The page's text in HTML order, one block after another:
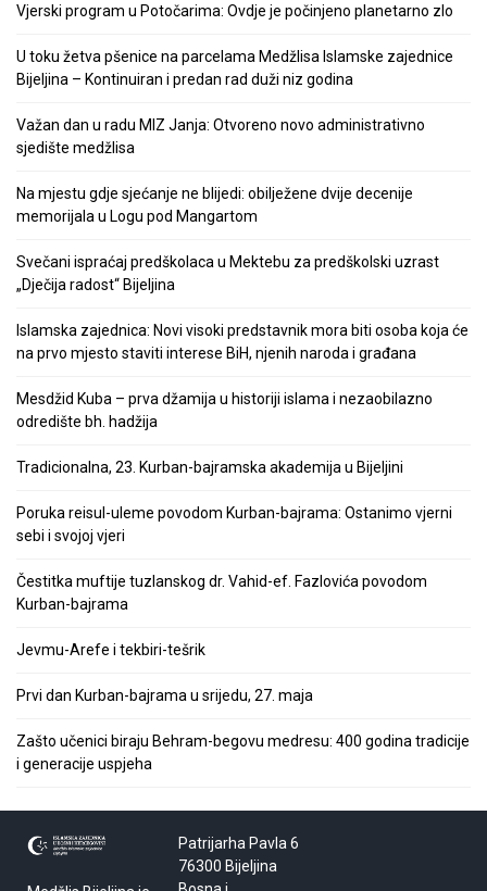
Vjerski program u Potočarima: Ovdje je počinjeno planetarno zlo
U toku žetva pšenice na parcelama Medžlisa Islamske zajednice
Bijeljina – Kontinuiran i predan rad duži niz godina
Važan dan u radu MIZ Janja: Otvoreno novo administrativno
sjedište medžlisa
Na mjestu gdje sjećanje ne blijedi: obilježene dvije decenije
memorijala u Logu pod Mangartom
Svečani ispraćaj predškolaca u Mektebu za predškolski uzrast
„Dječija radost“ Bijeljina
Islamska zajednica: Novi visoki predstavnik mora biti osoba koja će
na prvo mjesto staviti interese BiH, njenih naroda i građana
Mesdžid Kuba – prva džamija u historiji islama i nezaobilazno
odredište bh. hadžija
Tradicionalna, 23. Kurban-bajramska akademija u Bijeljini
Poruka reisul-uleme povodom Kurban-bajrama: Ostanimo vjerni
sebi i svojoj vjeri
Čestitka muftije tuzlanskog dr. Vahid-ef. Fazlovića povodom
Kurban-bajrama
Jevmu-Arefe i tekbiri-tešrik
Prvi dan Kurban-bajrama u srijedu, 27. maja
Zašto učenici biraju Behram-begovu medresu: 400 godina tradicije
i generacije uspjeha
Patrijarha Pavla 6
76300 Bijeljina